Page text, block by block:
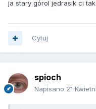
ja stary górol jedrasik ci
Cytuj
spioch
Napisano 21